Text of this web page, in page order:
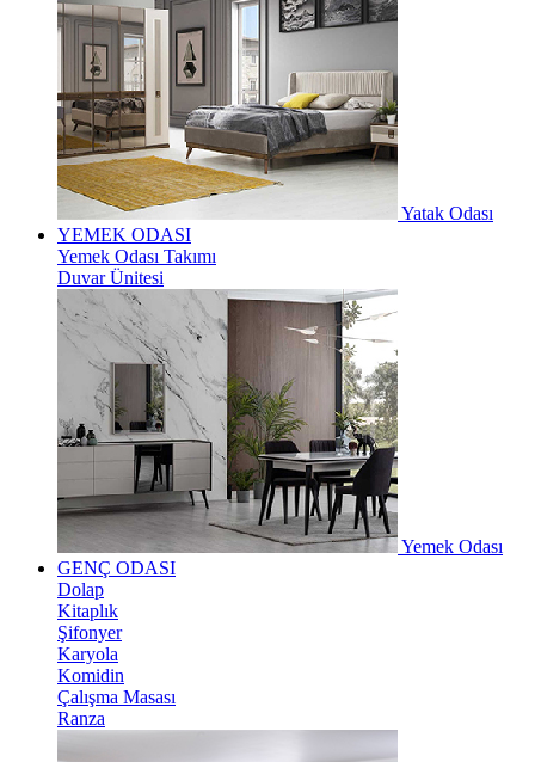
Yatak Odası
YEMEK ODASI
Yemek Odası Takımı
Duvar Ünitesi
Yemek Odası
GENÇ ODASI
Dolap
Kitaplık
Şifonyer
Karyola
Komidin
Çalışma Masası
Ranza